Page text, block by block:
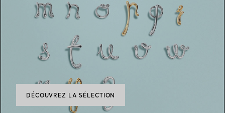
DÉCOUVREZ LA SÉLECTION